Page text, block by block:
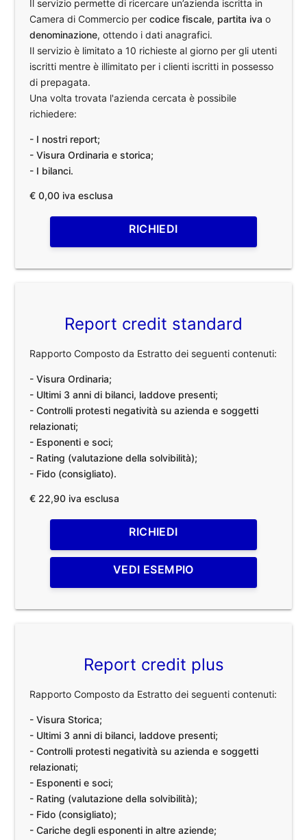
Il servizio permette di ricercare un’azienda iscritta in
Camera di Commercio percodice fiscale, partita iva o
denominazione, ottendo i dati anagrafici.
Il servizio è limitato a 10 richieste al giorno per gli utenti
iscritti mentre è illimitato per i clienti iscritti in possesso
di prepagata.
Una volta trovata l'azienda cercata è possibile
richiedere:
- I nostri report;
- Visura Ordinaria e storica;
- I bilanci.
€ 0,00 iva esclusa
RICHIEDI
Report credit standard
Rapporto Composto da Estratto dei seguenti contenuti:
- Visura Ordinaria;
- Ultimi 3 anni di bilanci, laddove presenti;
- Controlli protesti negatività su azienda e soggetti
relazionati;
- Esponenti e soci;
- Rating (valutazione della solvibilità);
- Fido (consigliato).
€ 22,90 iva esclusa
RICHIEDI
VEDI ESEMPIO
Report credit plus
Rapporto Composto da Estratto dei seguenti contenuti:
- Visura Storica;
- Ultimi 3 anni di bilanci, laddove presenti;
- Controlli protesti negatività su azienda e soggetti
relazionati;
- Esponenti e soci;
- Rating (valutazione della solvibilità);
- Fido (consigliato);
- Cariche degli esponenti in altre aziende;